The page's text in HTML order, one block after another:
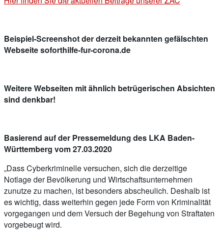
Beispiel-Screenshot der derzeit bekannten gefälschten
Webseite soforthilfe-fur-corona.de
Weitere Webseiten mit ähnlich betrügerischen Absichten
sind denkbar!
Basierend auf der Pressemeldung des LKA Baden-
Württemberg vom 27.03.2020
„Dass Cyberkriminelle versuchen, sich die derzeitige
Notlage der Bevölkerung und Wirtschaftsunternehmen
zunutze zu machen, ist besonders abscheulich. Deshalb ist
es wichtig, dass weiterhin gegen jede Form von Kriminalität
vorgegangen und dem Versuch der Begehung von Straftaten
vorgebeugt wird.